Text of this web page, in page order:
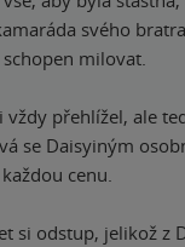
svého
milovat.
přehlížel, ale
se Daisyiným
cenu.
si odstup, jelikož z